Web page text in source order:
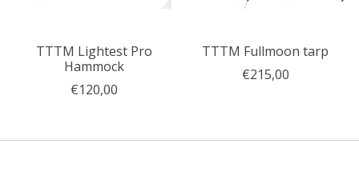
TTTM Lightest Pro
Hammock
€120,00
TTTM Fullmoon tarp
€215,00